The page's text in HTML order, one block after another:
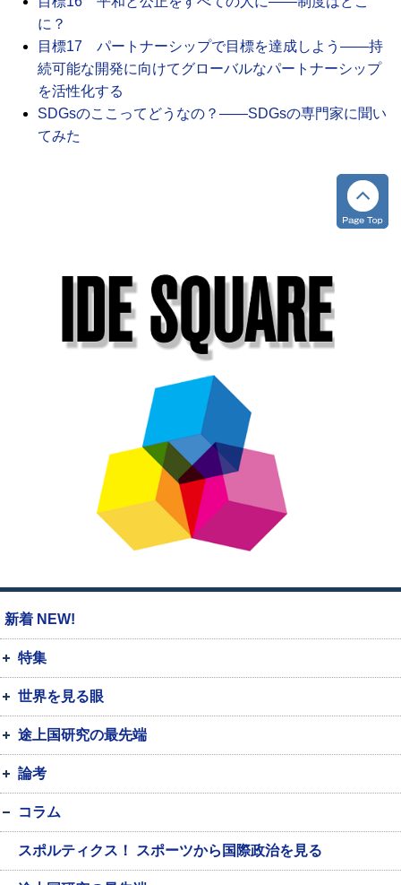
に？
目標17 パートナーシップで目標を達成しよう――持
続可能な開発に向けてグローバルなパートナーシップ
を活性化する
SDGsのここってどうなの？――SDGsの専門家に聞い
てみた
新着 NEW!
特集
世界を見る眼
途上国研究の最先端
論考
コラム
スポルティクス！ スポーツから国際政治を見る